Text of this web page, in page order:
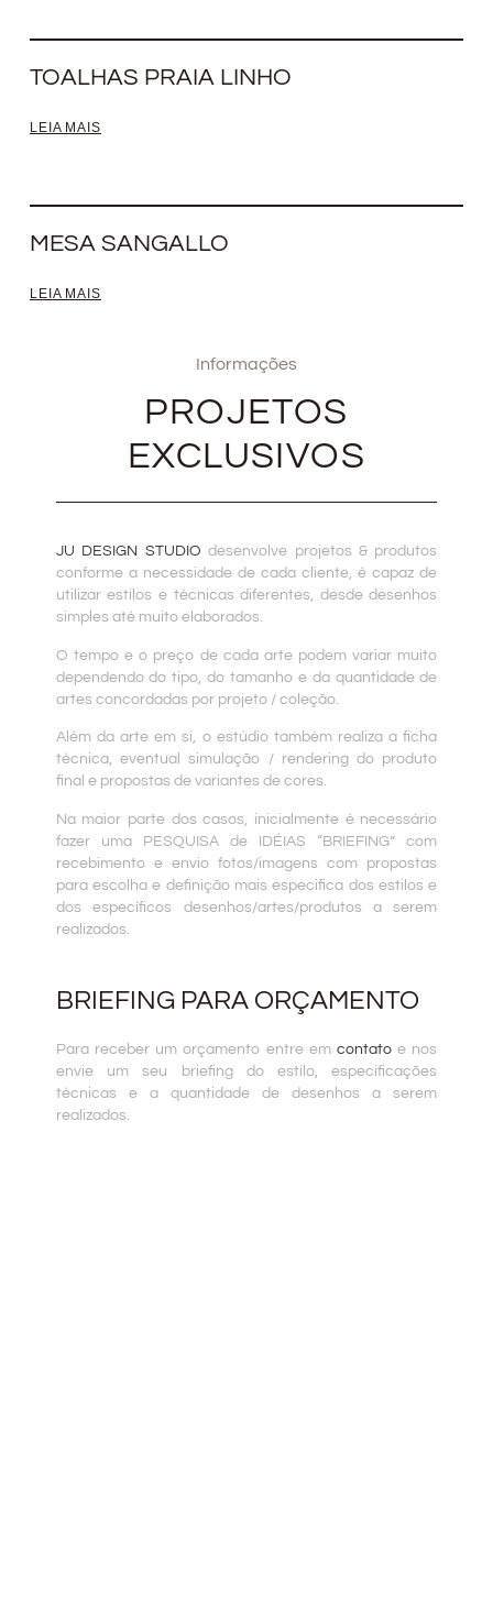
TOALHAS PRAIA LINHO
LEIA MAIS
MESA SANGALLO
LEIA MAIS
Informações
PROJETOS
EXCLUSIVOS
JU DESIGN STUDIO desenvolve projetos & produtos
conforme a necessidade de cada cliente, é capaz de
utilizar estilos e técnicas diferentes, desde desenhos
simples até muito elaborados.
O tempo e o preço de cada arte podem variar muito
dependendo do tipo, do tamanho e da quantidade de
artes concordadas por projeto / coleção.
Além da arte em si, o estúdio também realiza a ficha
técnica, eventual simulação / rendering do produto
final e propostas de variantes de cores.
Na maior parte dos casos, inicialmente é necessário
fazer uma PESQUISA de IDÉIAS “BRIEFING” com
recebimento e envio fotos/imagens com propostas
para escolha e definição mais especifica dos estilos e
dos específicos desenhos/artes/produtos a serem
realizados.
BRIEFING PARA ORÇAMENTO
Para receber um orçamento entre em contato e nos
envie um seu briefing do estilo, especificações
técnicas e a quantidade de desenhos a serem
realizados.